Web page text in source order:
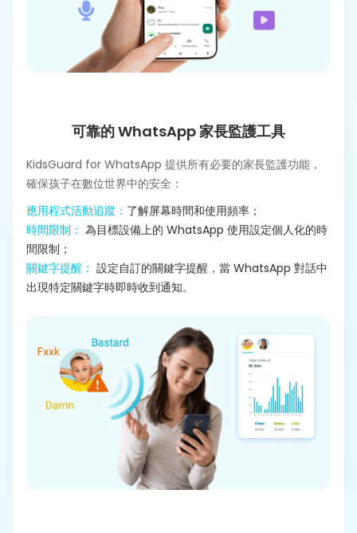
可靠的 WhatsApp 家長監護工具
KidsGuard for WhatsApp 提供所有必要的家長監護功能，
確保孩子在數位世界中的安全：
應用程式活動追蹤： 了解屏幕時間和使用頻率；
時間限制： 為目標設備上的 WhatsApp 使用設定個人化的時
間限制；
關鍵字提醒： 設定自訂的關鍵字提醒，當 WhatsApp 對話中
出現特定關鍵字時即時收到通知。